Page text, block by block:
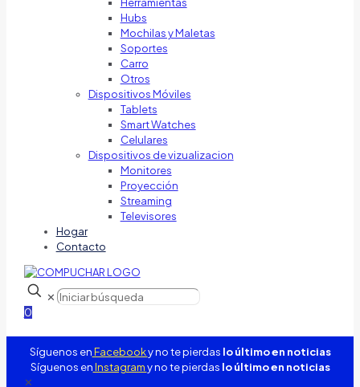
Hubs
Mochilas y Maletas
Soportes
Carro
Otros
Dispositivos Móviles
Tablets
Smart Watches
Celulares
Dispositivos de vizualizacion
Monitores
Proyección
Streaming
Televisores
Hogar
Contacto
✕
0
Síguenos enFacebooky no te pierdas lo último en noticias
Síguenos enInstagramy no te pierdas lo último en noticias
✕